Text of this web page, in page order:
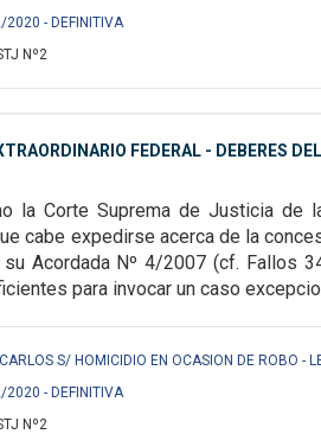
2020 - DEFINITIVA
Nº2
FEDERAL - DEBERES
la Corte Suprema de Justicia de
cabe expedirse acerca de la
su Acordada Nº 4/2007 (cf. Fallos
para invocar un caso
S/ HOMICIDIO EN OCASION DE ROBO -
2020 - DEFINITIVA
Nº2